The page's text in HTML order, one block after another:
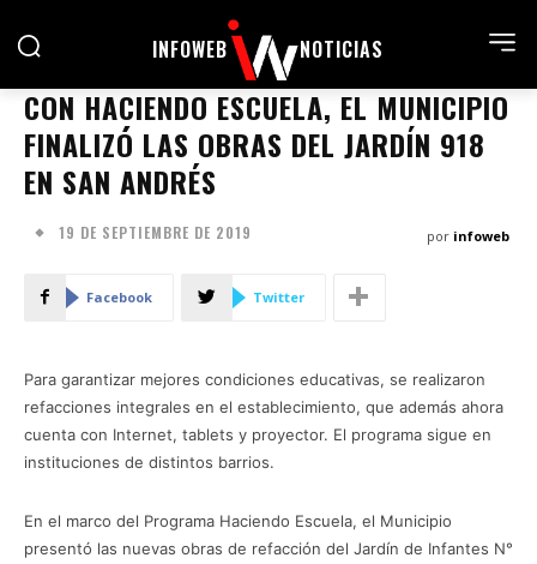
INFOWEB NOTICIAS
CON HACIENDO ESCUELA, EL MUNICIPIO
FINALIZÓ LAS OBRAS DEL JARDÍN 918
EN SAN ANDRÉS
19 DE SEPTIEMBRE DE 2019 por infoweb
Facebook Twitter
Para garantizar mejores condiciones educativas, se realizaron
refacciones integrales en el establecimiento, que además ahora
cuenta con Internet, tablets y proyector. El programa sigue en
instituciones de distintos barrios.
En el marco del Programa Haciendo Escuela, el Municipio
presentó las nuevas obras de refacción del Jardín de Infantes N°